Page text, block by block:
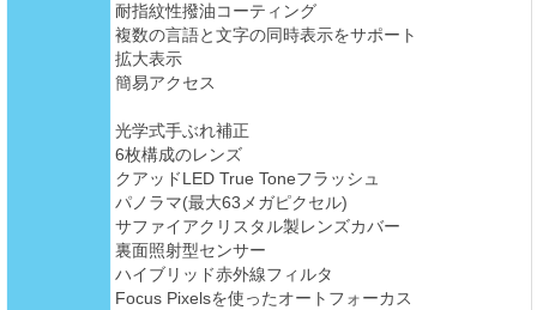
耐指紋性撥油コーティング
複数の言語と文字の同時表示をサポート
拡大表示
簡易アクセス
光学式手ぶれ補正
6枚構成のレンズ
クアッドLED True Toneフラッシュ
パノラマ(最大63メガピクセル)
サファイアクリスタル製レンズカバー
裏面照射型センサー
ハイブリッド赤外線フィルタ
Focus Pixelsを使ったオートフォーカス